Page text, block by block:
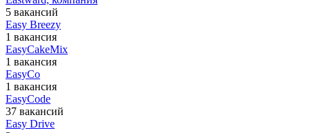
5 вакансий
Easy Breezy
1 вакансия
EasyCakeMix
1 вакансия
EasyCo
1 вакансия
EasyCode
37 вакансий
Easy Drive